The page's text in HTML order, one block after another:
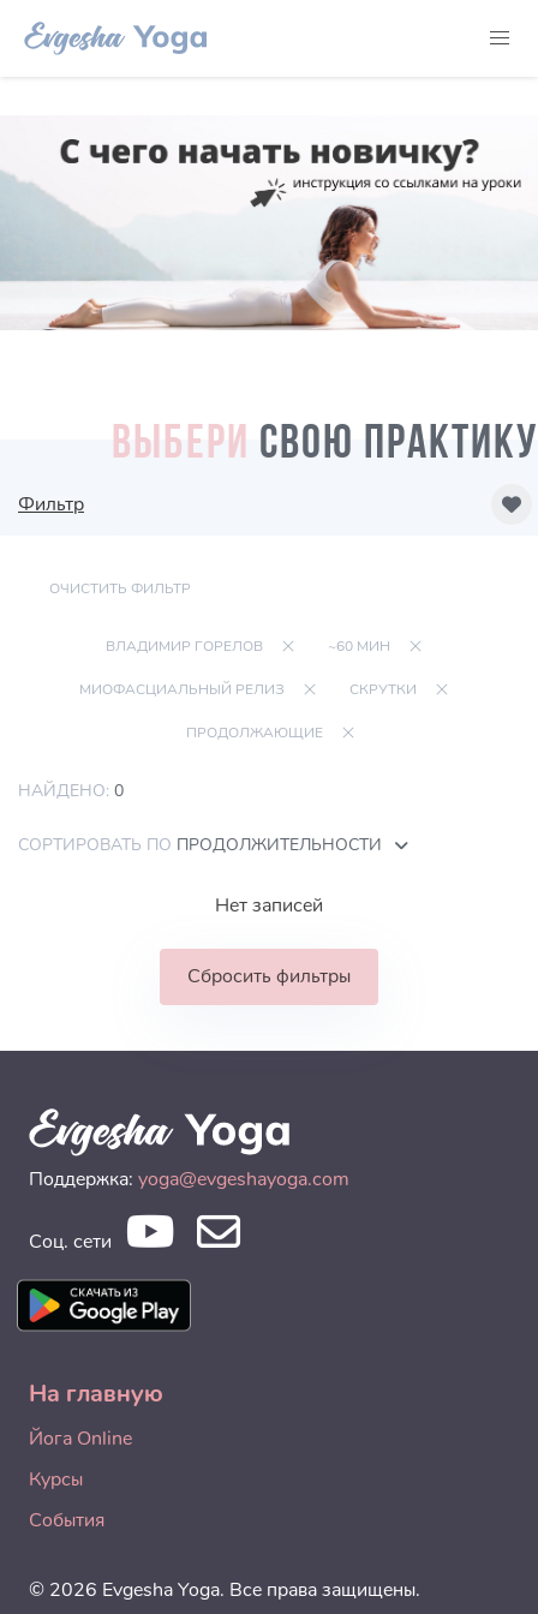
ВЫБЕРИ СВОЮ ПРАКТИКУ
Фильтр
ОЧИСТИТЬ ФИЛЬТР
ВЛАДИМИР ГОРЕЛОВ ~60 МИН
МИОФАСЦИАЛЬНЫЙ РЕЛИЗ СКРУТКИ
ПРОДОЛЖАЮЩИЕ
НАЙДЕНО: 0
СОРТИРОВАТЬ ПО ПРОДОЛЖИТЕЛЬНОСТИ
Нет записей
Сбросить фильтры
Поддержка: yoga@evgeshayoga.com
Соц. сети
На главную
Йога Online
Курсы
События
© 2026 Evgesha Yoga. Все права защищены.